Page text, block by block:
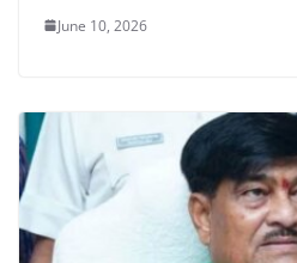
June 10, 2026